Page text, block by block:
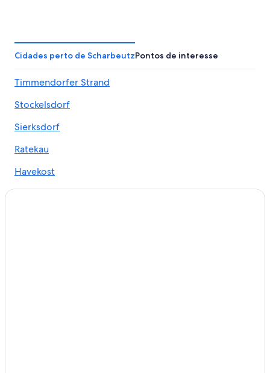
Cidades perto de ScharbeutzPontos de interesse
Timmendorfer Strand
Stockelsdorf
Sierksdorf
Ratekau
Havekost